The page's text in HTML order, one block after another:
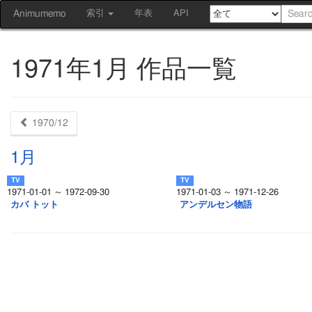
Animumemo 索引 年表 API
1971年1月 作品一覧
1970/12
1月
1971-01-01 ～ 1972-09-30
カバ トット
1971-01-03 ～ 1971-12-26
アンデルセン物語